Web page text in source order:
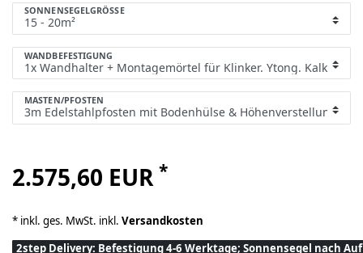
SONNENSEGELGRÖSSE
WANDBEFESTIGUNG
MASTEN/PFOSTEN
2.575,60 EUR *
* inkl. ges. MwSt. inkl. Versandkosten
2step Delivery: Befestigung 4-6 Werktage; Sonnensegel nach